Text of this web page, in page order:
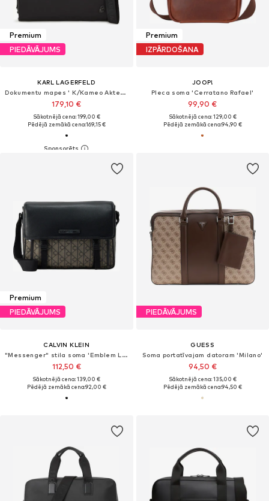
Premium
PIEDĀVĀJUMS
KARL LAGERFELD
Dokumentu mapes ' K/Kameo Aktentasche '
179,10 €
Sākotnējā cena: 199,00 €
Pēdējā zemākā cena:169,15 €
Premium
IZPĀRDOŠANA
JOOP!
Pleca soma 'Cerratano Rafael'
99,90 €
Sākotnējā cena: 129,00 €
Pēdējā zemākā cena:94,90 €
Premium
PIEDĀVĀJUMS
CALVIN KLEIN
"Messenger" stila soma 'Emblem Logo Messenger'
112,50 €
Sākotnējā cena: 139,00 €
Pēdējā zemākā cena:92,00 €
PIEDĀVĀJUMS
GUESS
Soma portatīvajam datoram 'Milano'
94,50 €
Sākotnējā cena: 135,00 €
Pēdējā zemākā cena:94,50 €